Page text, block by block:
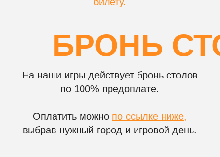
НА ВАШЕМ
Чем игра
музыкальное